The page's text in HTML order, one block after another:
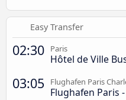
Easy Transfer
02:30 Paris
Hôtel de Ville
03:05 Flughafen Paris
Flughafen Paris